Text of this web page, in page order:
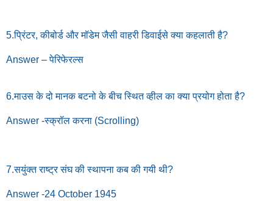
5.प्रिंटर, कीबोर्ड और मॉडेम जैसी वाहरी डिवाईसे क्या कहलाती है?
Answer – पेरिफेरल्स
6.माउस के दो मानक बटनो के बीच स्थित व्हील का क्या प्रयोग होता है?
Answer -स्क्रॉल करना (Scrolling)
7.सयुंक्त राष्ट्र संघ की स्थापना कब की गयी थी?
Answer -24 October 1945